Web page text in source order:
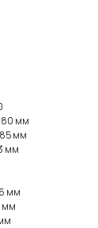
мм
мм
мм
мм
мм